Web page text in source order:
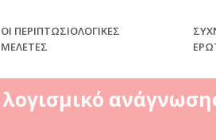
ΟΙ ΠΕΡΙΠΤΩΣΙΟΛΟΓΙΚΈΣ
ΜΕΛΈΤΕΣ